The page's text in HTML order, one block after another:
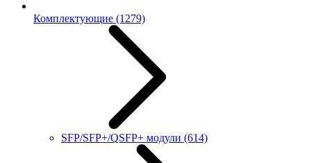
Комплектующие (1279)
SFP/SFP+/QSFP+ модули (614)